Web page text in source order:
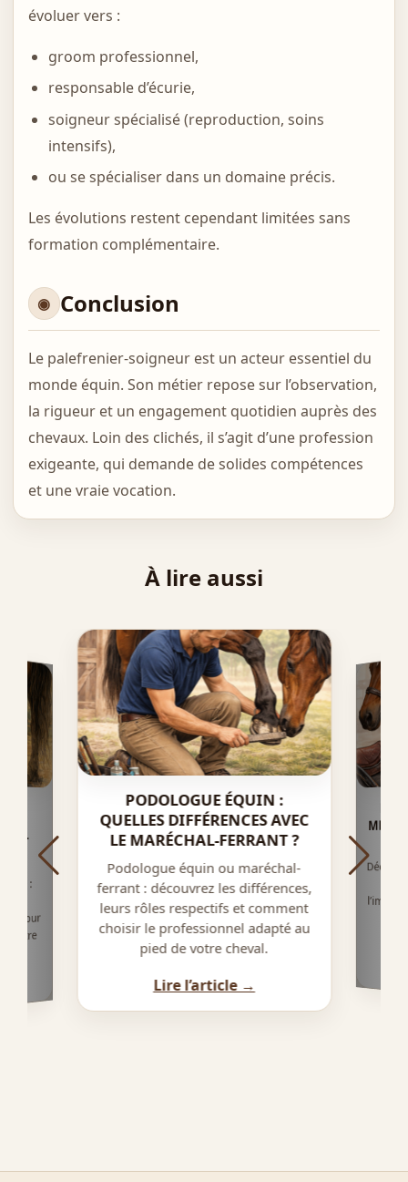
évoluer vers :
groom professionnel,
responsable d’écurie,
soigneur spécialisé (reproduction, soins
intensifs),
ou se spécialiser dans un domaine précis.
Les évolutions restent cependant limitées sans
formation complémentaire.
Conclusion
Le palefrenier-soigneur est un acteur essentiel du
monde équin. Son métier repose sur l’observation,
la rigueur et un engagement quotidien auprès des
chevaux. Loin des clichés, il s’agit d’une profession
exigeante, qui demande de solides compétences
et une vraie vocation.
À lire aussi
:
pour
PODOLOGUE ÉQUIN :
QUELLES DIFFÉRENCES AVEC
LE MARÉCHAL-FERRANT ?
Podologue équin ou maréchal-
ferrant : découvrez les différences,
leurs rôles respectifs et comment
choisir le professionnel adapté au
pied de votre cheval.
Lire l’article →
le